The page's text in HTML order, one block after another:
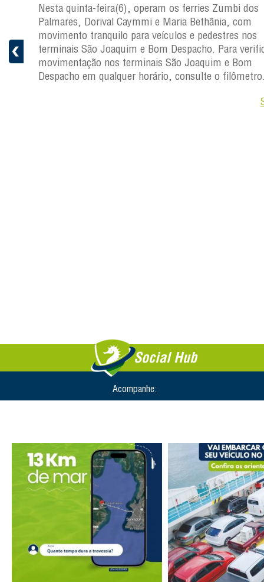
Nesta quinta-feira(6), operam os ferries Zumbi dos
Palmares, Dorival Caymmi e Maria Bethânia, com
movimento tranquilo para veículos e pedestres nos
terminais São Joaquim e Bom Despacho. Para
movimentação nos terminais São Joaquim e Bom
Despacho em qualquer horário, consulte o
Social Hub
Acompanhe: